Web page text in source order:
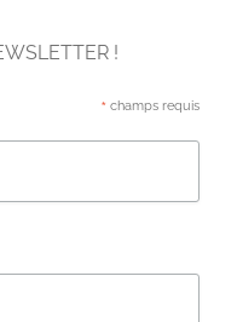
!
*champs requis